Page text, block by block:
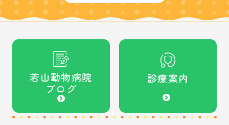
若山動物病院
ブログ
診療案内